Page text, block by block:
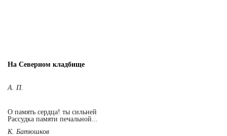
На Северном кладбище
А. П.
О память сердца! ты сильней
Рассудка памяти печальной...
К. Батюшков